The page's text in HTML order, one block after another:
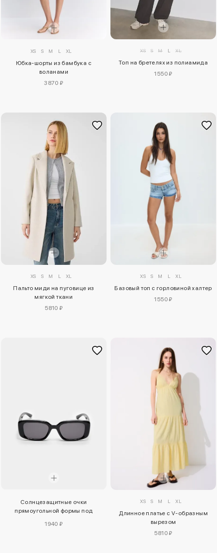
XS S M L XL
Юбка-шорты из бамбука с
воланами
3870 ₽
XS S M L XL
Топ на бретелях из полиамида
1550 ₽
XS S M L XL
Пальто миди на пуговице из
мягкой ткани
5810 ₽
XS S M L XL
Базовый топ с горловиной халтер
1550 ₽
Солнцезащитные очки
прямоугольной формы под
1940 ₽
XS S M L XL
Длинное платье с V-образным
вырезом
5810 ₽